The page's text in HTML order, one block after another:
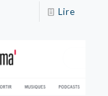
Lire